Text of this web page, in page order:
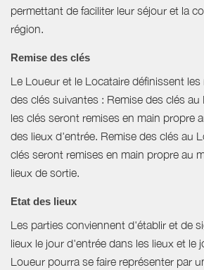
permettant de faciliter leur séjour et la
région.
Remise des clés
Le Loueur et le Locataire définissent
des clés suivantes : Remise des clés au
les clés seront remises en main propre
des lieux d'entrée. Remise des clés au
clés seront remises en main propre au
lieux de sortie.
Etat des lieux
Les parties conviennent d'établir et de
lieux le jour d'entrée dans les lieux et le
Loueur pourra se faire représenter par